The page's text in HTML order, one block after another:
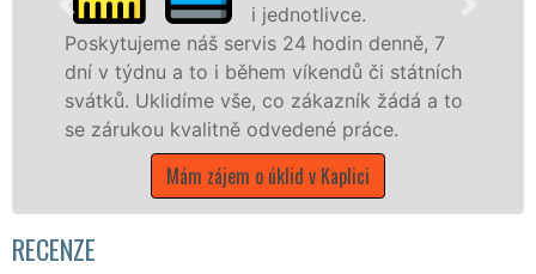
i jednotlivce.
náš servis 24 hodin denně, 7
a to i během víkendů či státních
vše, co zákazník žádá a to
kvalitně odvedené práce.
Mám zájem o úklid v Kaplici
nabízíme
státní
Jihočeském
RECENZE